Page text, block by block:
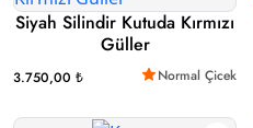
Siyah Silindir Kutuda Kırmızı
Güller
3.750,00 ₺ Normal Çicek